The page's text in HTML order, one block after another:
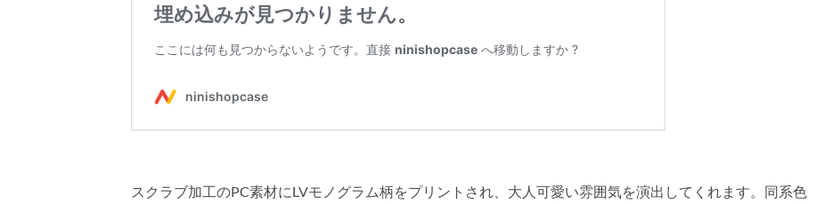
スクラブ加工のPC素材にLVモノグラム柄をプリントされ、大人可愛い雰囲気を演出してくれます。同系色